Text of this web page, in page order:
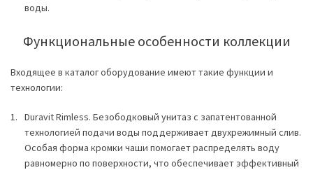
воды.
Функциональные особенности коллекции
Входящее в каталог оборудование имеют такие функции и
технологии:
Duravit Rimless. Безободковый унитаз с запатентованной
технологией подачи воды поддерживает двухрежимный слив.
Особая форма кромки чаши помогает распределять воду
равномерно по поверхности, что обеспечивает эффективный